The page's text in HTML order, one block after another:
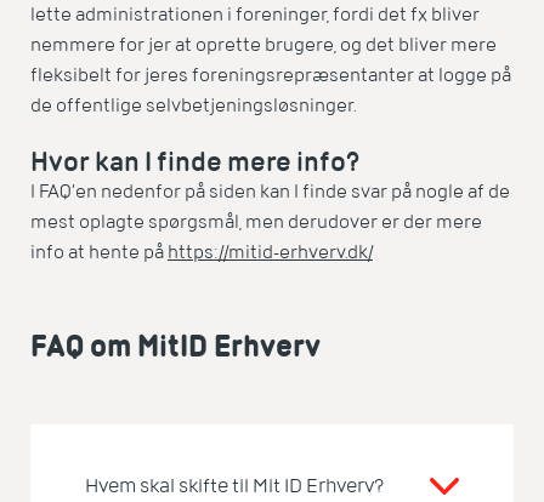
lette administrationen i foreninger, fordi det fx bliver
nemmere for jer at oprette brugere, og det bliver mere
fleksibelt for jeres foreningsrepræsentanter at logge på
de offentlige selvbetjeningsløsninger.
Hvor kan I finde mere info?
I FAQ’en nedenfor på siden kan I finde svar på nogle af de
mest oplagte spørgsmål, men derudover er der mere
info at hente påhttps://mitid-erhverv.dk/
FAQ om MitID Erhverv
Hvem skal skifte til Mit ID Erhverv?